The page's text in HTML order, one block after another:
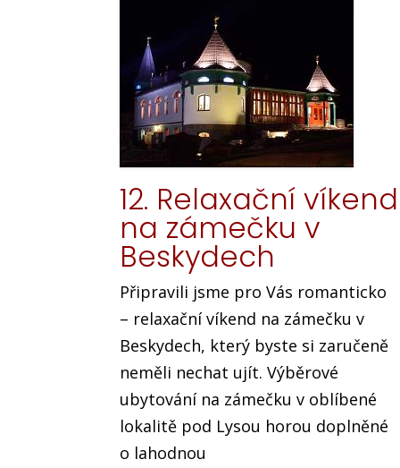
12. Relaxační víkend
na zámečku v
Beskydech
Připravili jsme pro Vás romanticko
– relaxační víkend na zámečku v
Beskydech, který byste si zaručeně
neměli nechat ujít. Výběrové
ubytování na zámečku v oblíbené
lokalitě pod Lysou horou doplněné
o lahodnou